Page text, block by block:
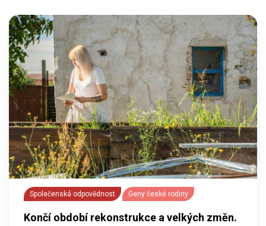
Společenská odpovědnost Geny české rodiny
Končí období rekonstrukce a velkých změn.